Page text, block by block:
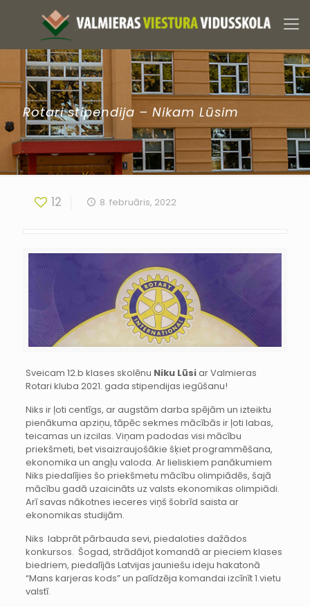
Rotari stipendija – Nikam Lūsim
12 8. februāris, 2022
Sveicam 12.b klases skolēnu Niku Lūsiar Valmieras
Rotari kluba 2021. gada stipendijas iegūšanu!
Niks ir ļoti centīgs, ar augstām darba spējām un izteiktu
pienākuma apziņu, tāpēc sekmes mācībās ir ļoti labas,
teicamas un izcilas. Viņam padodas visi mācību
priekšmeti, bet visaizraujošākie šķiet programmēšana,
ekonomika un angļu valoda. Ar lieliskiem panākumiem
Niks piedalījies šo priekšmetu mācību olimpiādēs, šajā
mācību gadā uzaicināts uz valsts ekonomikas olimpiādi.
Arī savas nākotnes ieceres viņš šobrīd saista ar
ekonomikas studijām.
Niks labprāt pārbauda sevi, piedaloties dažādos
konkursos. Šogad, strādājot komandā ar pieciem klases
biedriem, piedalījās Latvijas jauniešu ideju hakatonā
“Mans karjeras kods” un palīdzēja komandai izcīnīt 1.vietu
valstī.